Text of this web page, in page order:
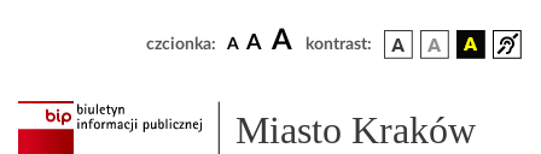
czcionka: A A A kontrast:
Miasto Kraków